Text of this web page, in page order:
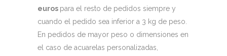
euros para el resto de pedidos siempre y
cuando el pedido sea inferior a 3 kg de peso.
En pedidos de mayor peso o dimensiones en
el caso de acuarelas personalizadas,